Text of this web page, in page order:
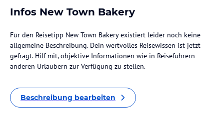
Infos New Town Bakery
Für den Reisetipp New Town Bakery existiert leider noch keine
allgemeine Beschreibung. Dein wertvolles Reisewissen ist jetzt
gefragt. Hilf mit, objektive Informationen wie in Reiseführern
anderen Urlaubern zur Verfügung zu stellen.
Beschreibung bearbeiten